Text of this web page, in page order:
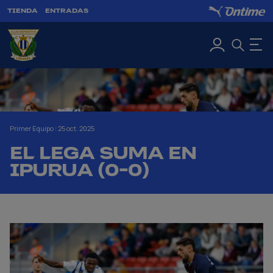
TIENDA ENTRADAS
Primer Equipo | 25 oct. 2025
EL LEGA SUMA EN
IPURUA (0-0)